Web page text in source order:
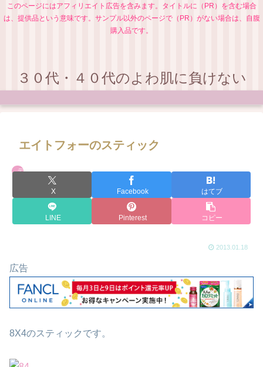
このページにはアフィリエイト広告を含みます。タイトルに（PR）を含む場合
は、提供品という意味です。サンプル以外のページで（PR）がない場合は、自腹
購入品です。
３０代・４０代のよわ肌に負けない
エイトフォーのスティック
デオドラント
X Facebook はてブ
LINE Pinterest コピー
2013.01.18
広告
8X4のスティックです。